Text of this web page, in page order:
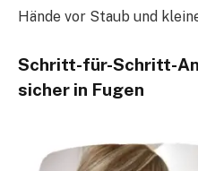
Hände vor Staub und
Schritt-für-Schritt-
sicher in Fugen